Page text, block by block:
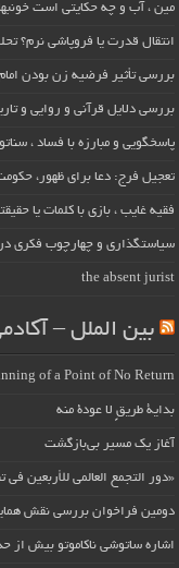
مین ، آب و چه حکایتی است
انتقال قدرت یا فروپاشی نرم؟
بررسی تأثیر فرضیه زن بودن
بررسی دلایل قرآنی و روایی و
پاسخگویی و مبارزه با فساد ،
تعجیل فرج: دعا برای ظهور،
فقیه غایب ، بازی با کلمات یا
سیاستگذاری و چهارچوب فکری در
the absent jurist
بین الملل –
of a Point of No Return
بداية طريقٍ لا عودة منه
آغاز یک مسیر بی‌بازگشت
«دور التجمع العالمي للأربعين في
دومین فراخوان بررسی نقش
اشاره ساتوشی ناکاموتو بیش از